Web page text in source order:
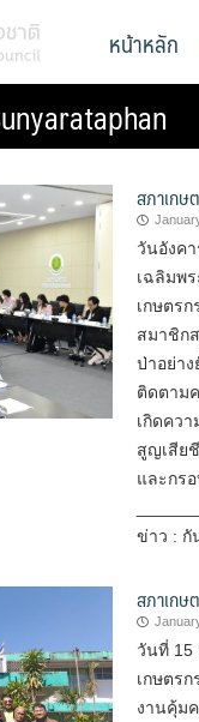
หน้าหลัก
สภาเกษ
วันอังค
เฉลิมพ
เกษตร
สมาชิก
ป่าอย่า
ติดตาม
เกิดคว
สูญเสีย
และกร
ข่าว : กั
สภาเกษ
วันที่ 15
เกษตร
งานคุ้ม